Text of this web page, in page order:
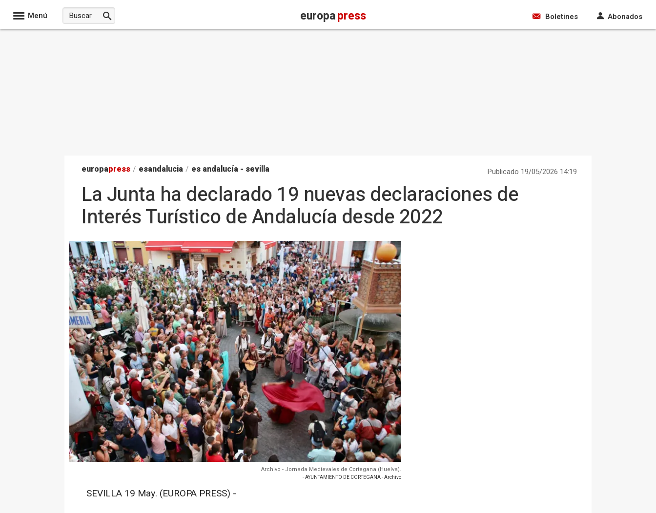
Menú europapress Boletines Abonados
europapress / esandalucia / es andalucía - sevilla Publicado 19/05/2026 14:19
La Junta ha declarado 19 nuevas declaraciones de
Interés Turístico de Andalucía desde 2022
Archivo - Jornada Medievales de Cortegana (Huelva).
- AYUNTAMIENTO DE CORTEGANA - Archivo
SEVILLA 19 May. (EUROPA PRESS) -